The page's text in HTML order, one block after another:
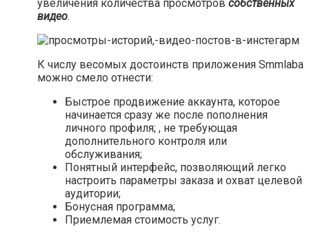
увеличения количества просмотров собственных
видео.
К числу весомых достоинств приложения Smmlaba
можно смело отнести:
Быстрое продвижение аккаунта, которое
начинается сразу же после пополнения
личного профиля; , не требующая
дополнительного контроля или
обслуживания;
Понятный интерфейс, позволяющий легко
настроить параметры заказа и охват целевой
аудитории;
Бонусная программа;
Приемлемая стоимость услуг.